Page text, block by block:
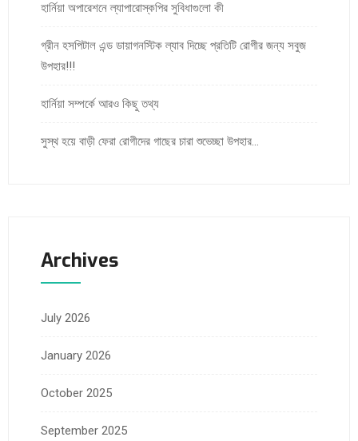
হার্নিয়া অপারেশনে ল্যাপারোস্কপির সুবিধাগুলো কী
গ্রীন হসপিটাল এন্ড ডায়াগনস্টিক ল্যাব দিচ্ছে প্রতিটি রোগীর জন্য সবুজ
উপহার!!!
হার্নিয়া সম্পর্কে আরও কিছু তথ্য
সুস্থ হয়ে বাড়ী ফেরা রোগীদের গাছের চারা শুভেচ্ছা উপহার…
Archives
July 2026
January 2026
October 2025
September 2025